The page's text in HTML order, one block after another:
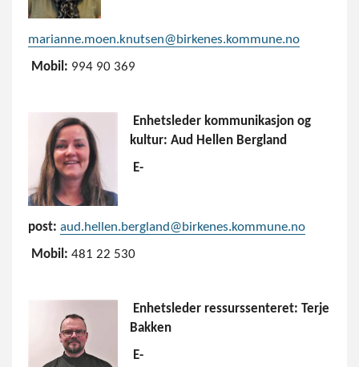
marianne.moen.knutsen@birkenes.kommune.no
Mobil: 994 90 369
Enhetsleder kommunikasjon og
kultur: Aud Hellen Bergland
E-
post: aud.hellen.bergland@birkenes.kommune.no
Mobil: 481 22 530
Enhetsleder ressurssenteret: Terje
Bakken
E-